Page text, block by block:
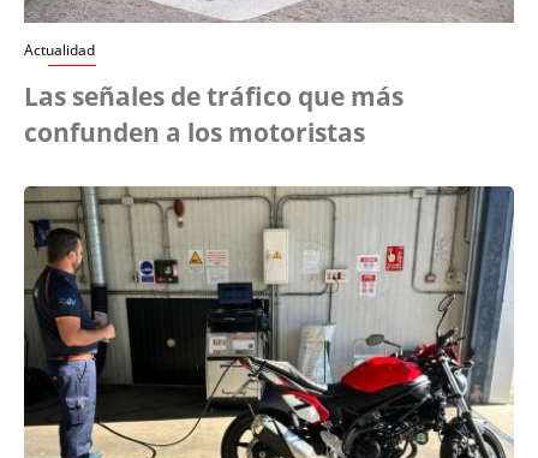
Actualidad
Las señales de tráfico que más
confunden a los motoristas